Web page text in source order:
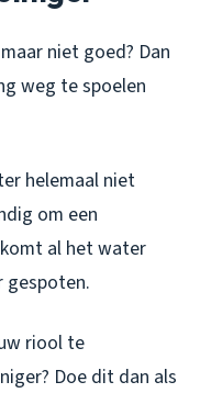
niet goed? Dan
weg te spoelen
helemaal niet
om een
al het water
gespoten.
riool te
Doe dit dan als